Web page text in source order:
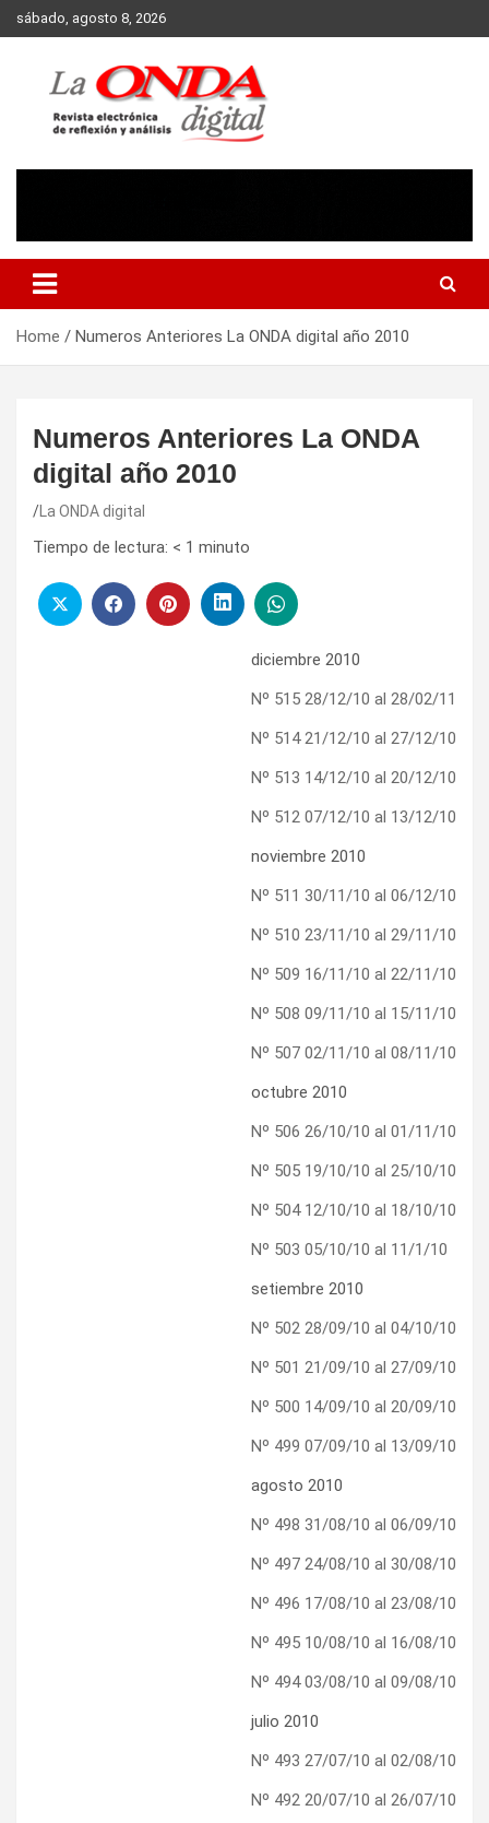
Skip
to
sábado, agosto 8, 2026
Home Numeros Anteriores La ONDA digital año 2010
Numeros Anteriores La ONDA
digital año 2010
La ONDA digital
Tiempo de lectura: < 1 minuto
diciembre 2010
Nº 515 28/12/10 al 28/02/11
Nº 514 21/12/10 al 27/12/10
Nº 513 14/12/10 al 20/12/10
Nº 512 07/12/10 al 13/12/10
noviembre 2010
Nº 511 30/11/10 al 06/12/10
Nº 510 23/11/10 al 29/11/10
Nº 509 16/11/10 al 22/11/10
Nº 508 09/11/10 al 15/11/10
Nº 507 02/11/10 al 08/11/10
octubre 2010
Nº 506 26/10/10 al 01/11/10
Nº 505 19/10/10 al 25/10/10
Nº 504 12/10/10 al 18/10/10
Nº 503 05/10/10 al 11/1/10
setiembre 2010
Nº 502 28/09/10 al 04/10/10
Nº 501 21/09/10 al 27/09/10
Nº 500 14/09/10 al 20/09/10
Nº 499 07/09/10 al 13/09/10
agosto 2010
Nº 498 31/08/10 al 06/09/10
Nº 497 24/08/10 al 30/08/10
Nº 496 17/08/10 al 23/08/10
Nº 495 10/08/10 al 16/08/10
Nº 494 03/08/10 al 09/08/10
julio 2010
Nº 493 27/07/10 al 02/08/10
Nº 492 20/07/10 al 26/07/10